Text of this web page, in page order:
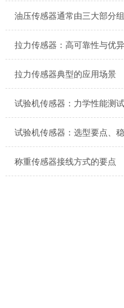
油压传感器通常由三大部分
拉力传感器典型的应用场景
称重传感器接线方式的要点